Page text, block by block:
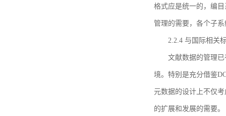
格式应是统一的，编
管理的需要，各个子
2.2.4 与国际相关
文献数据的管理
境。特别是充分借鉴
元数据的设计上不仅
的扩展和发展的需要。